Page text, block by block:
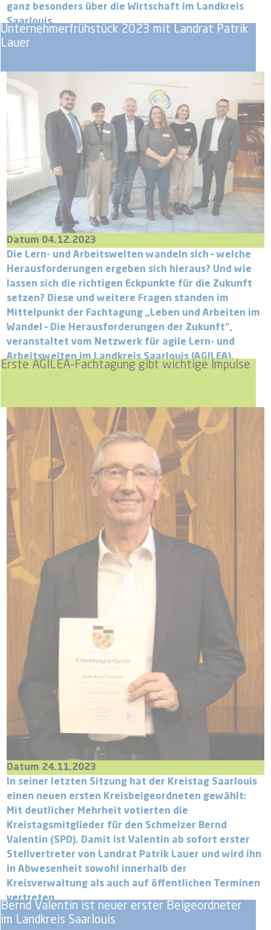
Unternehmerfrühstück 2023 mit Landrat Patrik
Lauer
ganz besonders über die Wirtschaft im Landkreis
Saarlouis.
Erste AGILEA-Fachtagung gibt wichtige Impulse
Datum 04.12.2023
Die Lern- und Arbeitswelten wandeln sich – welche
Herausforderungen ergeben sich hieraus? Und wie
lassen sich die richtigen Eckpunkte für die Zukunft
setzen? Diese und weitere Fragen standen im
Mittelpunkt der Fachtagung „Leben und Arbeiten im
Wandel – Die Herausforderungen der Zukunft“,
veranstaltet vom Netzwerk für agile Lern- und
Arbeitswelten im Landkreis Saarlouis (AGILEA).
Bernd Valentin ist neuer erster Beigeordneter
im Landkreis Saarlouis
Datum 24.11.2023
In seiner letzten Sitzung hat der Kreistag Saarlouis
einen neuen ersten Kreisbeigeordneten gewählt:
Mit deutlicher Mehrheit votierten die
Kreistagsmitglieder für den Schmelzer Bernd
Valentin (SPD). Damit ist Valentin ab sofort erster
Stellvertreter von Landrat Patrik Lauer und wird ihn
in Abwesenheit sowohl innerhalb der
Kreisverwaltung als auch auf öffentlichen Terminen
vertreten.